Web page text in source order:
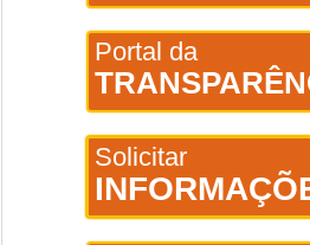
Portal da
Solicitar